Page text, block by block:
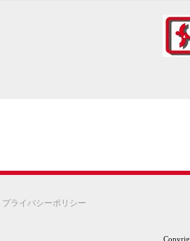
プライバシーポリシー